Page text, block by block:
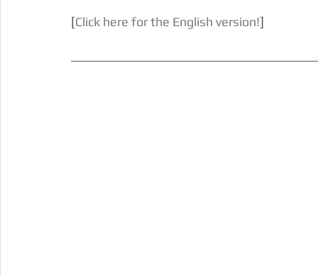
[Click here for the English version!]